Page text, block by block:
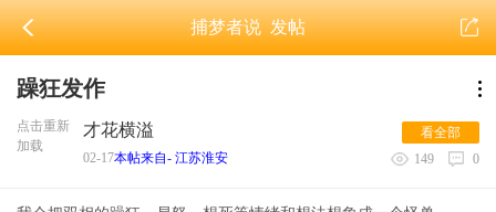
捕梦者说发帖
躁狂发作
点击重新
加载
才花横溢
02-17本帖来自- 江苏淮安
看全部
149
0